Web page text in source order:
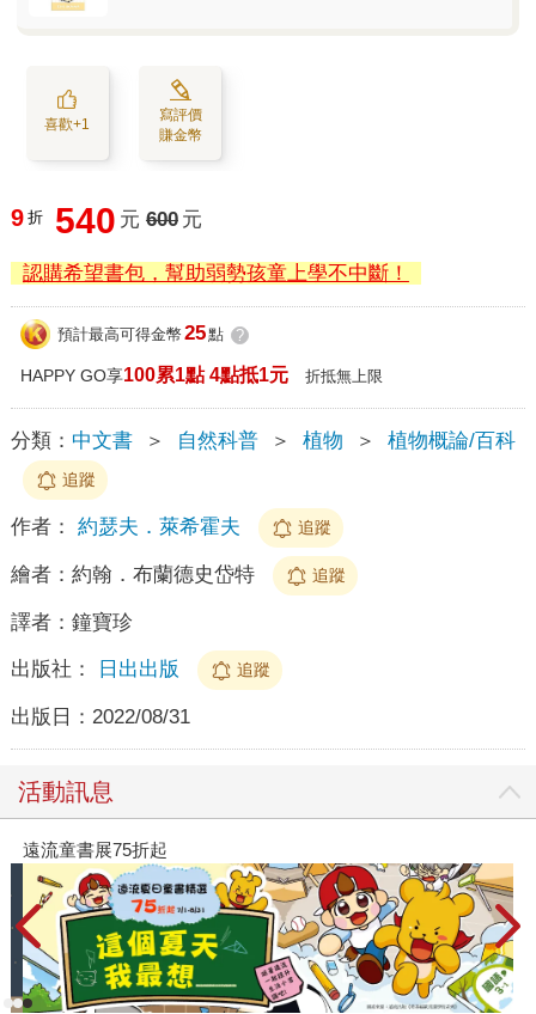
喜歡+1
寫評價
賺金幣
9 折 540 元 600 元
認購希望書包，幫助弱勢孩童上學不中斷！
預計最高可得金幣 25點 ?
HAPPY GO享100累1點 4點抵1元 折抵無上限
分類： 中文書 ＞ 自然科普 ＞ 植物 ＞ 植物概論/百科
追蹤
作者： 約瑟夫．萊希霍夫 追蹤
繪者： 約翰．布蘭德史岱特 追蹤
譯者： 鐘寶珍
出版社： 日出出版 追蹤
出版日： 2022/08/31
活動訊息
遠流童書展75折起